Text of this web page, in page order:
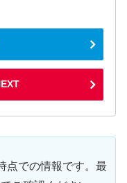
点での情報です。最